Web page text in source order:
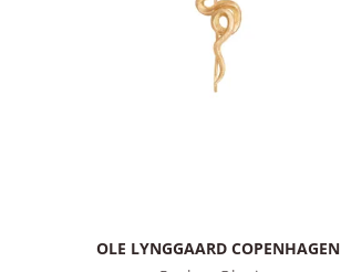
OLE LYNGGAARD COPENHAGEN